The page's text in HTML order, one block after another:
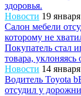
здоровья.
Новости 19
Салон мебели
которому не
Покупатель стал
товара,
Новости 14
Водитель Toyota
отсудил у